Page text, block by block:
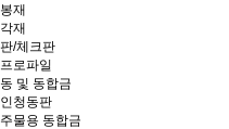
봉재
각재
판/체크판
프로파일
동 및 동합금
인청동판
주물용 동합금